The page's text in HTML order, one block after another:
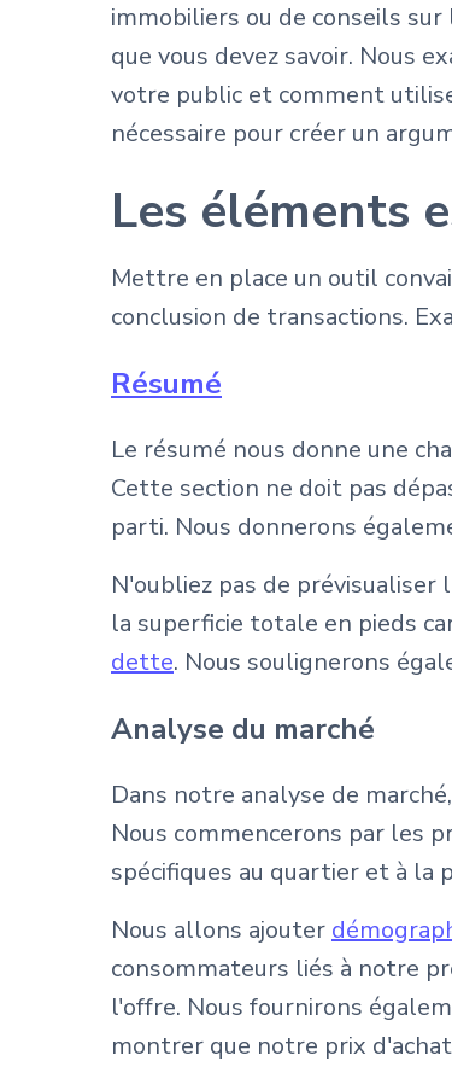
immobiliers ou de conseils
que vous devez savoir. Nous
votre public et comment
nécessaire pour créer un
Les éléments
Mettre en place un outil
conclusion de transactions.
Résumé
Le résumé nous donne une
Cette section ne doit pas
parti. Nous donnerons
N'oubliez pas de
la superficie totale en pieds
dette. Nous soulignerons
Analyse du marché
Dans notre analyse de
Nous commencerons par les
spécifiques au quartier et à la
Nous allons ajouter
consommateurs liés à notre
l'offre. Nous fournirons
montrer que notre prix